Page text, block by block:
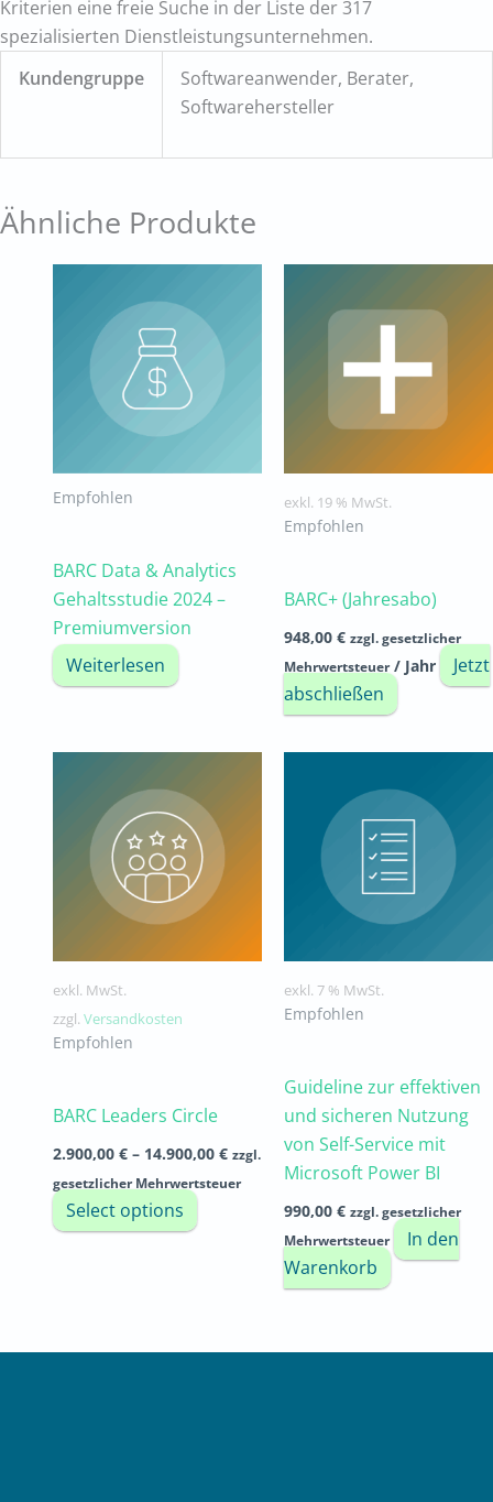
Kriterien eine freie Suche in der Liste der 317
spezialisierten Dienstleistungsunternehmen.
Kundengruppe
Softwareanwender, Berater,
Softwarehersteller
Ähnliche Produkte
Empfohlen
BARC Data & Analytics
Gehaltsstudie 2024 –
Premiumversion
Weiterlesen
exkl. 19 % MwSt.
Empfohlen
BARC+ (Jahresabo)
948,00 € zzgl. gesetzlicher
Mehrwertsteuer / Jahr
Jetzt
abschließen
exkl. MwSt.
zzgl. Versandkosten
Empfohlen
BARC Leaders Circle
2.900,00 € – 14.900,00 € zzgl.
gesetzlicher Mehrwertsteuer
Select options
weist
mehrere
Varianten
auf.
Optionen
Produktseite
gewählt
exkl. 7 % MwSt.
Empfohlen
Guideline zur effektiven
und sicheren Nutzung
von Self-Service mit
Microsoft Power BI
990,00 € zzgl. gesetzlicher
Mehrwertsteuer
In den
Warenkorb